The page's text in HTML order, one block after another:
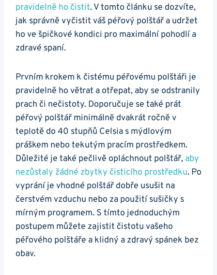
pravidelně ho čistit. V‍ tomto⁤ článku⁣ se ⁤dozvíte,
jak správně‌ vyčistit⁤ váš ‌péřový polštář a ​udržet⁤
ho ve‍ špičkové ⁣kondici pro maximální pohodlí⁢ a
zdravé spaní.
Prvním krokem ⁤k⁣ čistému ‍péřovému polštáři je‍
pravidelně ‌ho větrat a otřepat, aby se odstranily
prach ‍či nečistoty. ⁤Doporučuje se také prát
péřový polštář minimálně dvakrát ročně v
teplotě do ​40 stupňů Celsia s mýdlovým
⁢práškem nebo‍ tekutým⁣ pracím prostředkem.
Důležité je ⁣také pečlivě opláchnout polštář,‍ aby
nezůstaly žádné ⁤zbytky čisticího prostředku. Po
vyprání je​ vhodné polštář dobře usušit na
čerstvém vzduchu nebo za použití sušičky s
mírným programem. ​S ⁢tímto jednoduchým
postupem můžete zajistit čistotu⁣ vašeho
péřového⁤ polštáře a ‌klidný a zdravý spánek bez ​
obav.⁣